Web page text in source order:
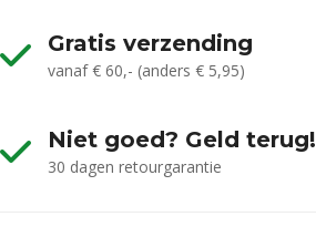
Gratis verzending
vanaf € 60,- (anders € 5,95)
Niet goed? Geld terug!
30 dagen retourgarantie